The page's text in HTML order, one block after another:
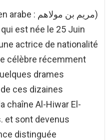
(en arabe : مريم بن مولاهم)
est née le 25 Juin
actrice de nationalité
célèbre récemment
drames
ces dizaines
chaîne Al-Hiwar El-
et sont devenus
distinguée